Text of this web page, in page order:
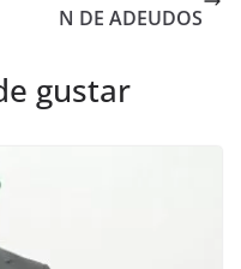
N DE ADEUDOS
gustar